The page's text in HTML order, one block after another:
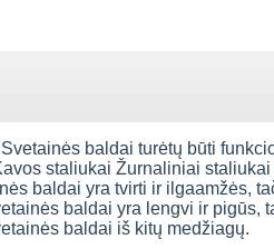
baldai turėtų būti
staliukai Žurnaliniai
baldai yra tvirti ir ilgaamžės,
baldai yra lengvi ir
baldai iš kitų medžiagų.